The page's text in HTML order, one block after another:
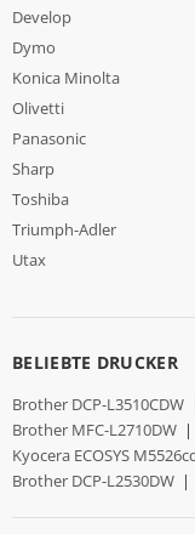
Develop
Dymo
Konica Minolta
Olivetti
Panasonic
Sharp
Toshiba
Triumph-Adler
Utax
BELIEBTE DRUCKER
Brother DCP-L3510CDW
Brother MFC-L2710DW |
Kyocera ECOSYS
Brother DCP-L2530DW |